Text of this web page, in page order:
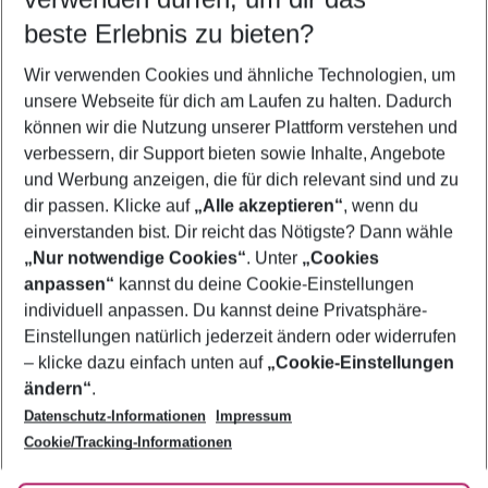
5-8 Nächte
2 Erwachsene Keine Kinder
Mehr Filter anzeigen
Footer
Footer navigation
Über uns
AGB
Bestpreisgarantie
Cookie-Einstellungen ändern
Cookie-Richtlinie
Agenturbetreuung
Barrierefreies Reisen
Folge uns
beste Erlebnis zu bieten?
Wir verwenden Cookies und ähnliche Technologien, um
unsere Webseite für dich am Laufen zu halten. Dadurch
können wir die Nutzung unserer Plattform verstehen und
verbessern, dir Support bieten sowie Inhalte, Angebote
und Werbung anzeigen, die für dich relevant sind und zu
dir passen. Klicke auf „Alle akzeptieren“, wenn du
einverstanden bist. Dir reicht das Nötigste? Dann wähle
„Nur notwendige Cookies“. Unter „Cookies
anpassen“ kannst du deine Cookie-Einstellungen
individuell anpassen. Du kannst deine Privatsphäre-
Einstellungen natürlich jederzeit ändern oder widerrufen
– klicke dazu einfach unten auf „Cookie-Einstellungen
ändern“.
Datenschutz-Informationen
Impressum
Cookie/Tracking-Informationen